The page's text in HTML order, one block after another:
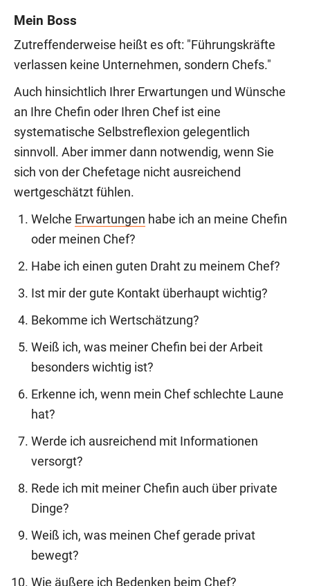
Mein Boss
Zutreffenderweise heißt es oft: "Führungskräfte
verlassen keine Unternehmen, sondern Chefs."
Auch hinsichtlich Ihrer Erwartungen und Wünsche
an Ihre Chefin oder Ihren Chef ist eine
systematische Selbstreflexion gelegentlich
sinnvoll. Aber immer dann notwendig, wenn Sie
sich von der Chefetage nicht ausreichend
wertgeschätzt fühlen.
Welche Erwartungen habe ich an meine Chefin
oder meinen Chef?
Habe ich einen guten Draht zu meinem Chef?
Ist mir der gute Kontakt überhaupt wichtig?
Bekomme ich Wertschätzung?
Weiß ich, was meiner Chefin bei der Arbeit
besonders wichtig ist?
Erkenne ich, wenn mein Chef schlechte Laune
hat?
Werde ich ausreichend mit Informationen
versorgt?
Rede ich mit meiner Chefin auch über private
Dinge?
Weiß ich, was meinen Chef gerade privat
bewegt?
Wie äußere ich Bedenken beim Chef?